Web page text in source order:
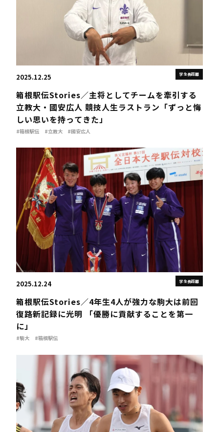
学生長距離
2025.12.25
箱根駅伝Stories／主将としてチームを牽引する
立教大・國安広人 競技人生ラストラン「ずっと悔
しい思いを持ってきた」
#箱根駅伝 #立教大 #國安広⼈
学生長距離
2025.12.24
箱根駅伝Stories／4年生4人が強力な駒大は前回
復路新記録に光明 「優勝に貢献することを第一
に」
#駒大 #箱根駅伝